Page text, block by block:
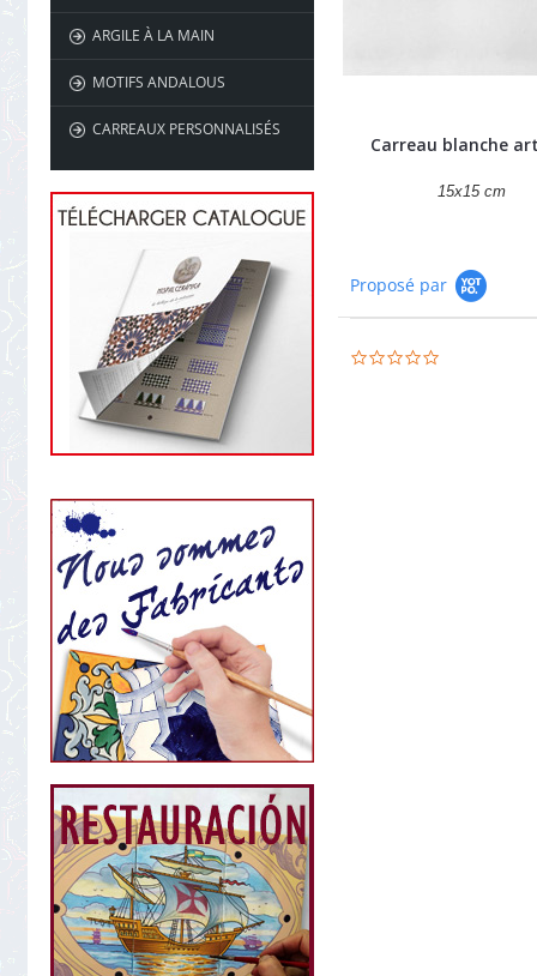
ARGILE À LA MAIN
MOTIFS ANDALOUS
CARREAUX PERSONNALISÉS
Carreau blanche
15x15 cm
Proposé par